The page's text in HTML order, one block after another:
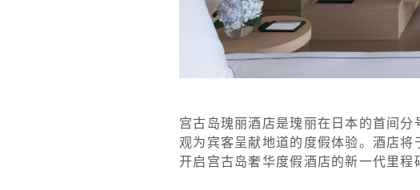
宫古岛瑰丽酒店是瑰丽在日本的首间
观为宾客呈献地道的度假体验。酒店将
开启宫古岛奢华度假酒店的新一代里程